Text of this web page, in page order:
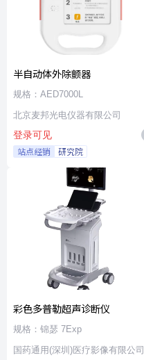
半自动体外除颤器
规格：AED7000L
北京麦邦光电仪器有限公司
登录可见
站点经销 研究院
彩色多普勒超声诊断仪
规格：锦瑟 7Exp
国药通用(深圳)医疗影像有限公司